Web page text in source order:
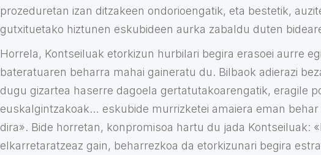
prozeduretan izan ditzakeen ondorioengatik, eta bestetik,
gutxituetako hiztunen eskubideen aurka zabaldu duten
Horrela, Kontseiluak etorkizun hurbilari begira erasoei aurre
bateratuaren beharra mahai gaineratu du. Bilbaok adierazi
dugu gizartea haserre dagoela gertatutakoarengatik, eragile
euskalgintzakoak… eskubide murrizketei amaiera eman behar
dira». Bide horretan, konpromisoa hartu du jada Kontseiluak:
elkarretaratzeaz gain, beharrezkoa da etorkizunari begira